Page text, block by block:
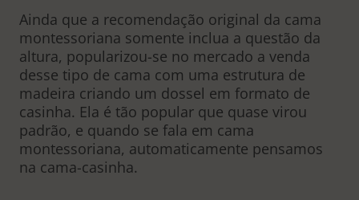
Ainda que a recomendação original da cama
montessoriana somente inclua a questão da
altura, popularizou-se no mercado a venda
desse tipo de cama com uma estrutura de
madeira criando um dossel em formato de
casinha. Ela é tão popular que quase virou
padrão, e quando se fala em cama
montessoriana, automaticamente pensamos
na cama-casinha.